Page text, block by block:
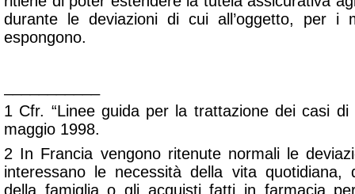
durante le deviazioni di cui all’oggetto, per i
espongono.
1 Cfr. “Linee guida per la trattazione dei casi
maggio 1998.
2 In Francia vengono ritenute normali le
interessano le necessità della vita quotidiana,
della famiglia o gli acquisti fatti in farmacia